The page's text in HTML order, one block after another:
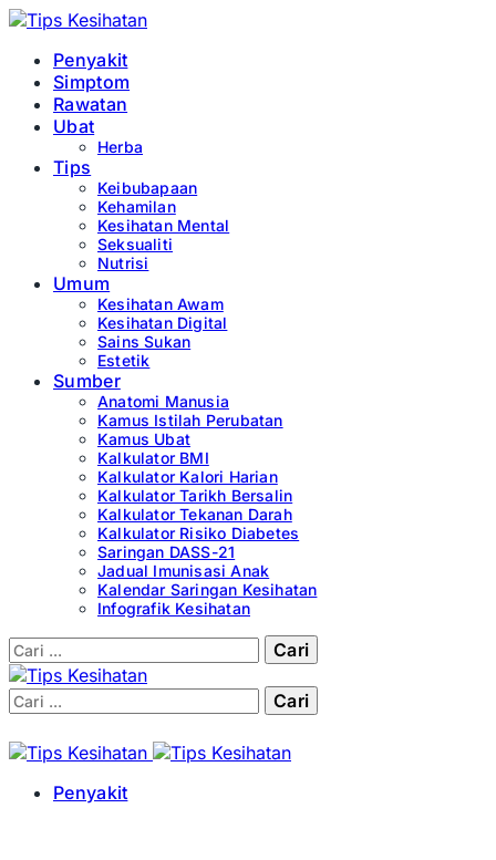
Penyakit
Simptom
Rawatan
Ubat
Herba
Tips
Keibubapaan
Kehamilan
Kesihatan Mental
Seksualiti
Nutrisi
Umum
Kesihatan Awam
Kesihatan Digital
Sains Sukan
Estetik
Sumber
Anatomi Manusia
Kamus Istilah Perubatan
Kamus Ubat
Kalkulator BMI
Kalkulator Kalori Harian
Kalkulator Tarikh Bersalin
Kalkulator Tekanan Darah
Kalkulator Risiko Diabetes
Saringan DASS-21
Jadual Imunisasi Anak
Kalendar Saringan Kesihatan
Infografik Kesihatan
Cari:
Cari:
Penyakit